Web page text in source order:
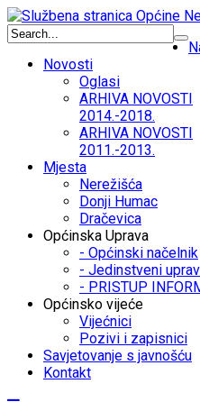
Novosti
Oglasi
ARHIVA NOVOSTI
2014.-2018.
ARHIVA NOVOSTI
2011.-2013.
Mjesta
Nerežišća
Donji Humac
Dračevica
Općinska Uprava
- Općinski načelnik
- Jedinstveni
- PRISTUP
Općinsko vijeće
Vijećnici
Pozivi i zapisnici
Savjetovanje s javnošću
Kontakt